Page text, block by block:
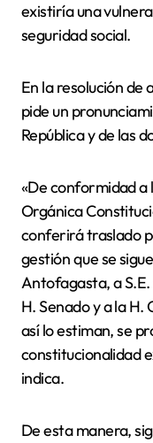
existiría una
seguridad social.
En la resolución de
pide un
República y de las
«De conformidad a
Orgánica
conferirá traslado
gestión que se
Antofagasta, a S.E.
H. Senado y a la H.
así lo estiman, se
constitucionalidad
indica.
De esta manera,